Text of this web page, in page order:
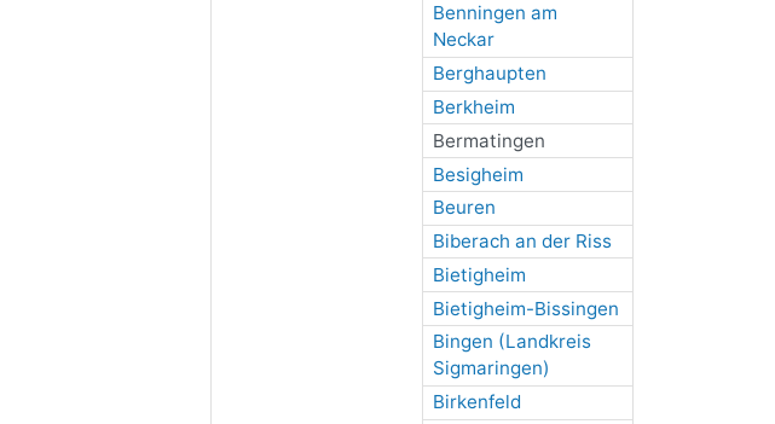
Benningen am
Neckar
Berghaupten
Berkheim
Bermatingen
Besigheim
Beuren
Biberach an der Riss
Bietigheim
Bietigheim-Bissingen
Bingen (Landkreis
Sigmaringen)
Birkenfeld